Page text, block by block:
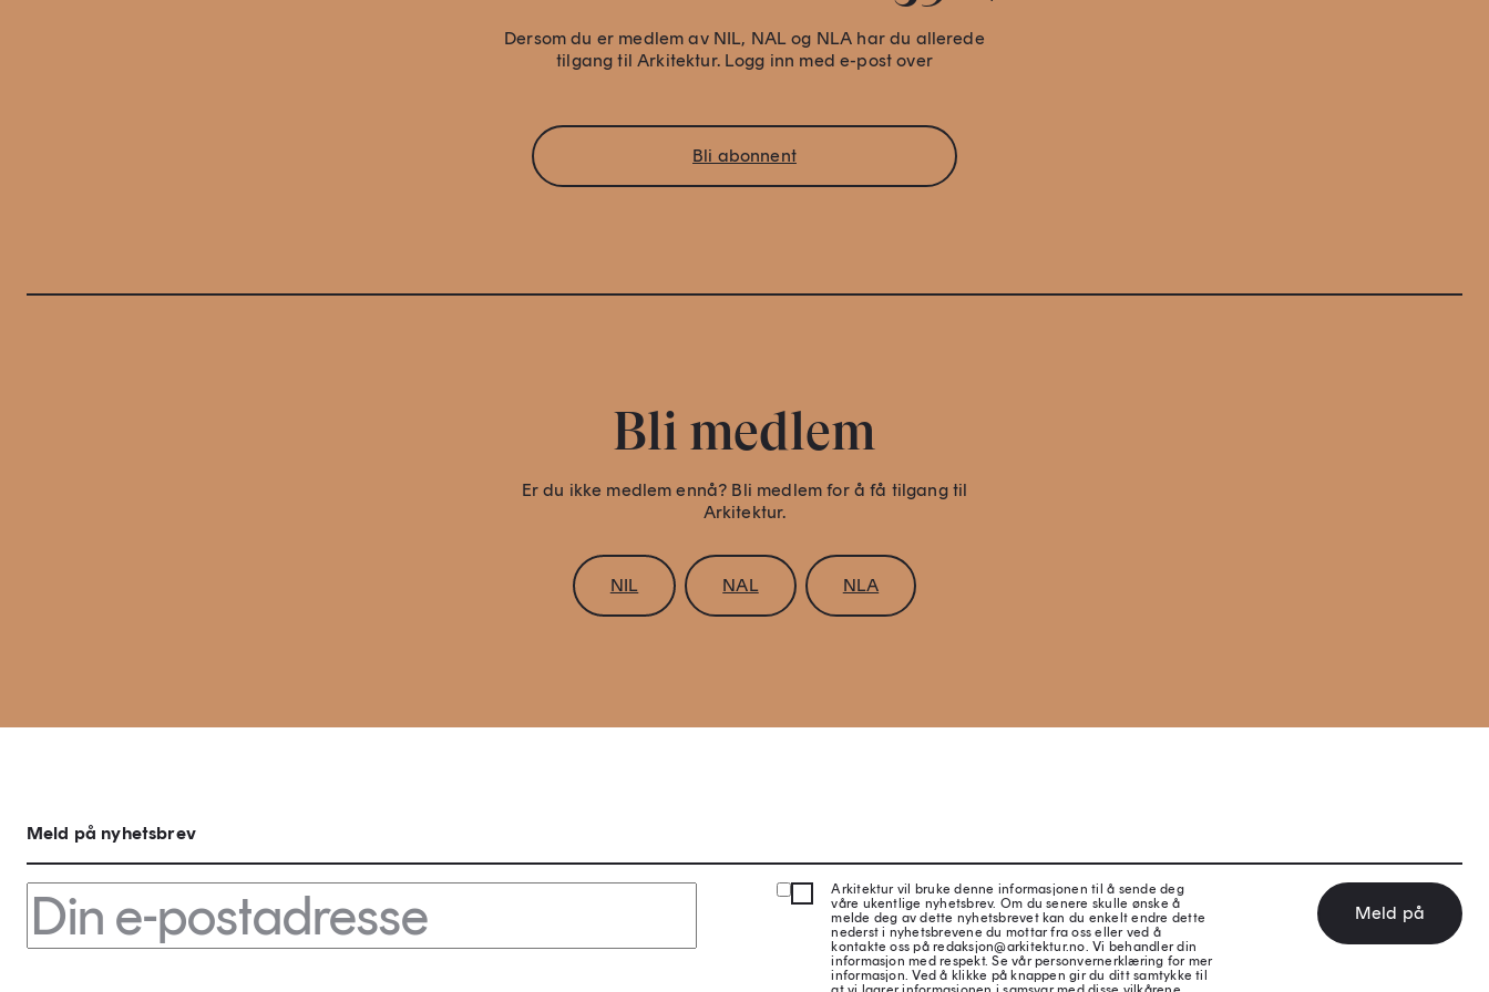
Dersom du er medlem av NIL, NAL og NLA har du allerede
tilgang til Arkitektur. Logg inn med e-post over
Bli abonnent
Bli medlem
Er du ikke medlem ennå? Bli medlem for å få tilgang til
Arkitektur.
NIL NAL NLA
Meld på nyhetsbrev
Arkitektur vil bruke denne informasjonen til å sende deg
våre ukentlige nyhetsbrev. Om du senere skulle ønske å
melde deg av dette nyhetsbrevet kan du enkelt endre dette
nederst i nyhetsbrevene du mottar fra oss eller ved å
kontakte oss på redaksjon@arkitektur.no. Vi behandler din
informasjon med respekt. Se vår personvernerklæring for mer
informasjon. Ved å klikke på knappen gir du ditt samtykke til
Meld på